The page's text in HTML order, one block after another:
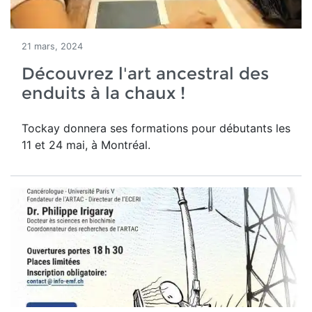
21 mars, 2024
Découvrez l'art ancestral des
enduits à la chaux !
Tockay donnera ses formations pour débutants les
11 et 24 mai, à Montréal.